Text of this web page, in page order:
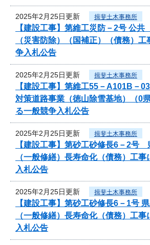
2025年2月25日更新 揖斐土木事務所
【建設工事】第維工災防－2号 公
（災害防除）（国補正）（債務）
争入札公告
2025年2月25日更新 揖斐土木事務所
【建設工事】第維工55－A101B－
対策道路事業（徳山除雪基地）（0
る一般競争入札公告
2025年2月25日更新 揖斐土木事務所
【建設工事】第砂工砂修長6－2
（一般修繕）長寿命化（債務）工
入札公告
2025年2月25日更新 揖斐土木事務所
【建設工事】第砂工砂修長6－1号
（一般修繕）長寿命化（債務）工
入札公告